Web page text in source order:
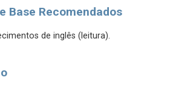
Base Recomendados
de inglês (leitura).